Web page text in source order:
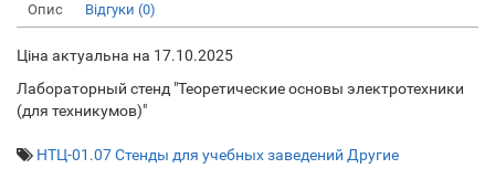
Опис Відгуки (0)
Ціна актуальна на 17.10.2025
Лабораторный стенд "Теоретические основы электротехники
(для техникумов)"
НТЦ-01.07 Стенды для учебных заведений Другие